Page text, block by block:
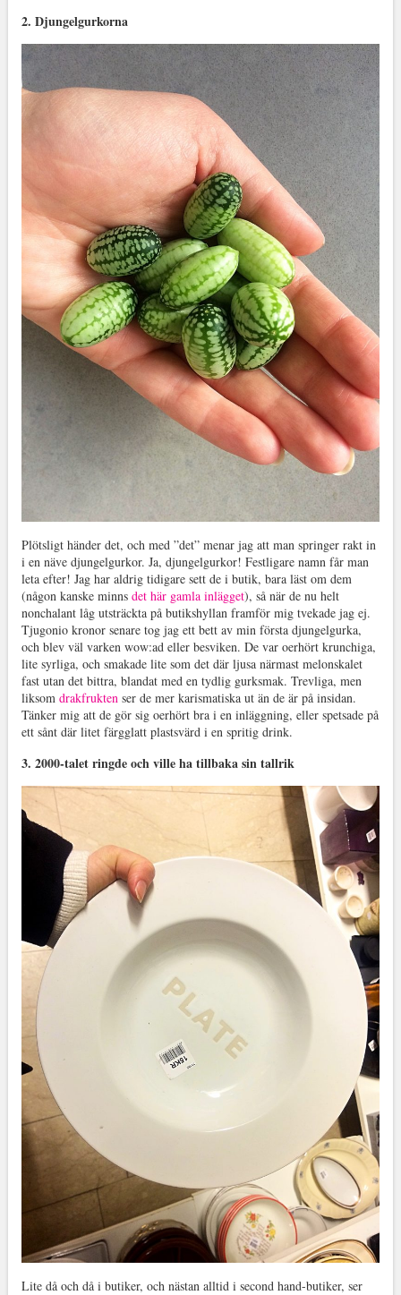
2. Djungelgurkorna
Plötsligt händer det, och med ”det” menar jag att man springer rakt in
i en näve djungelgurkor. Ja, djungelgurkor! Festligare namn får man
leta efter! Jag har aldrig tidigare sett de i butik, bara läst om dem
(någon kanske minns det här gamla inlägget), så när de nu helt
nonchalant låg utsträckta på butikshyllan framför mig tvekade jag ej.
Tjugonio kronor senare tog jag ett bett av min första djungelgurka,
och blev väl varken wow:ad eller besviken. De var oerhört krunchiga,
lite syrliga, och smakade lite som det där ljusa närmast melonskalet
fast utan det bittra, blandat med en tydlig gurksmak. Trevliga, men
liksom drakfrukten ser de mer karismatiska ut än de är på insidan.
Tänker mig att de gör sig oerhört bra i en inläggning, eller spetsade på
ett sånt där litet färgglatt plastsvärd i en spritig drink.
3. 2000-talet ringde och ville ha tillbaka sin tallrik
Lite då och då i butiker, och nästan alltid i second hand-butiker, ser